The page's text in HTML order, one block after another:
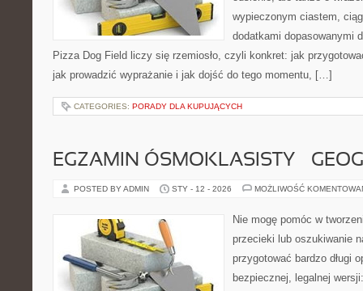
wypieczonym ciastem,
dodatkami dopasowanymi
Pizza Dog Field liczy się rzemiosło, czyli konkret: jak
jak prowadzić wyprażanie i jak dojść do tego momentu, […]
CATEGORIES: PORADY DLA KUPUJĄCYCH
EGZAMIN ÓSMOKLASISTY –
POSTED BY ADMIN STY - 12 - 2026 MOŻLIWOŚĆ
Nie mogę pomóc w
przecieki lub oszukiwanie
przygotować bardzo długi
bezpiecznej, legalnej